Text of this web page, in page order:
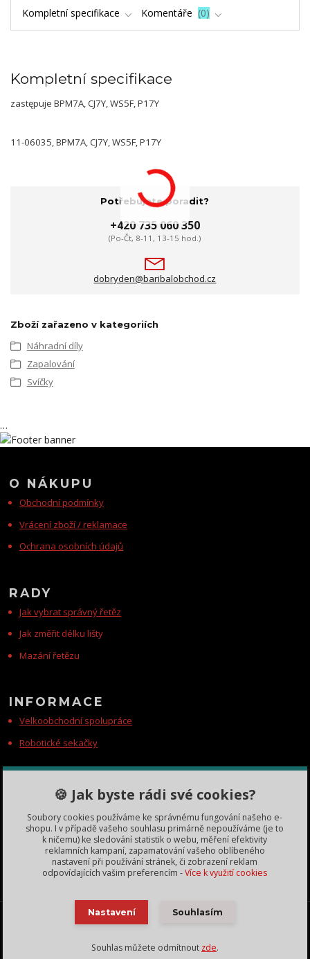
Kompletní specifikace Komentáře 0
Kompletní specifikace
zastępuje BPM7A, CJ7Y, WS5F, P17Y
11-06035, BPM7A, CJ7Y, WS5F, P17Y
Potřebujete poradit?
+420 735 060 350
(Po-Čt, 8-11, 13-15 hod.)
dobryden@baribalobchod.cz
Zboží zařazeno v kategoriích
Náhradní díly
Zapalování
Svíčky
O NÁKUPU
Obchodní podmínky
Vrácení zboží / reklamace
Ochrana osobních údajů
RADY
Jak vybrat správný řetěz
Jak změřit délku lišty
Mazání řetězu
INFORMACE
Velkoobchodní spolupráce
Robotické sekačky
KONTAKTY
Zákaznická podpora
+420 735 060 350
(Po-Čt, 8-11, 13-15 hod.)
dobryden@baribalobchod.cz
…
Baribal výhradní dovozce Česká Republika, Slovensko a další | 2018 - 2025 | obrázky vlastní
Lukáš Zbíral - použití bez svolení zakázáno, nekopírujte texty bez našeho svolení. Změna cen
🍪 Jak byste rádi své cookies?
Soubory cookies používáme ke správnému fungování našeho e-
shopu. I v případě vašeho souhlasu primárně nepoužíváme (je to
k ničemu) ke sledování statistik o webu, měření efektivity
reklamních kampaní, zapamatování vašeho oblíbeného
nastavení při používání stránek, či zobrazení reklam
odpovídajících vašim preferencím -Více k využití cookies
Nastavení Souhlasím
Souhlas můžete odmítnout zde.